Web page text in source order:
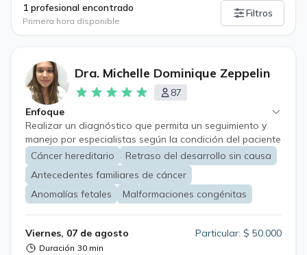
1 profesional encontrado
Primera hora disponible
Filtros
Dra. Michelle Dominique Zeppelin
87
Enfoque
Realizar un diagnóstico que permita un seguimiento y
manejo por especialistas según la condición del paciente
Es una especialidad que realiza diagnóstico,
seguimiento y asesoramiento a personas de todas las
edades. Se realiza estudio familiar en caso de ser
pertinente.
Cáncer hereditario
Retraso del desarrollo sin causa
Antecedentes familiares de cáncer
Anomalías fetales
Malformaciones congénitas
Viernes, 07 de agosto
Duración 30 min
Particular: $ 50.000